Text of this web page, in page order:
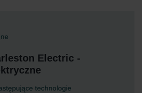
Electric -
technologie